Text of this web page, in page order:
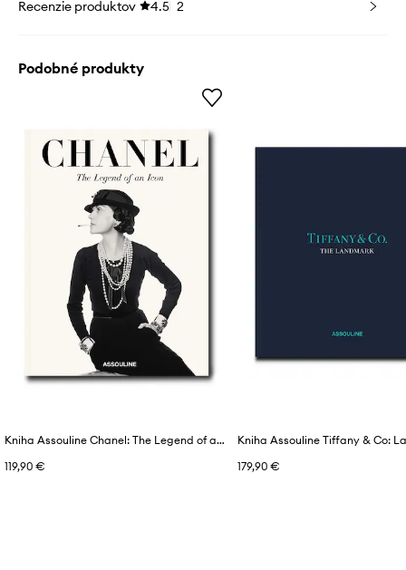
Recenzie produktov 4.5 2
Podobné produkty
Kniha Assouline Chanel: The Legend of an Icon by Alexander Fury, English
119,90 €
179,90 €